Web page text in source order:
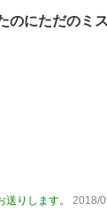
のにただのミ
りします。
2018/